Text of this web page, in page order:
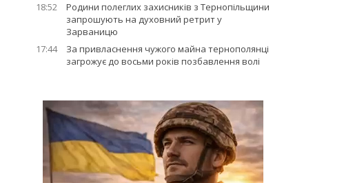
18:52
Родини полеглих захисників з Тернопільщини
запрошують на духовний ретрит у
Зарваницю
17:44
За привласнення чужого майна тернополянці
загрожує до восьми років позбавлення волі